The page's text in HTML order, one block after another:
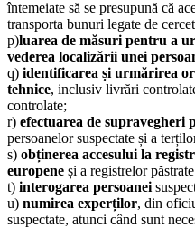
întemeiate să se presupună că
transporta bunuri legate de
p)luarea de măsuri pentru a
vederea localizării unei
q) identificarea și urmărirea
tehnice, inclusiv livrări
controlate;
r) efectuarea de supravegheri
persoanelor suspectate și a
s) obținerea accesului la
europene și a registrelor
t) interogarea persoanei
u) numirea experților, din
suspectate, atunci când sunt